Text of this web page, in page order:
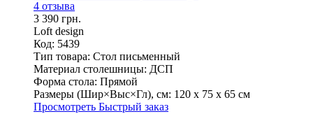
4 отзыва
3 390 грн.
Loft design
Код: 5439
Тип товара: Стол письменный
Материал столешницы: ДСП
Форма стола: Прямой
Размеры (Шир×Выс×Гл), см: 120 х 75 х 65 см
Просмотреть Быстрый заказ